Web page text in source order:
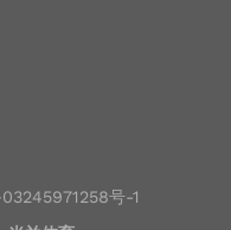
03245971258号-1